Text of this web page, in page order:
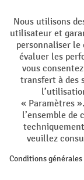
Conditions
Protection des
All prices excl. VAT
if not stated
s'applique pas aux